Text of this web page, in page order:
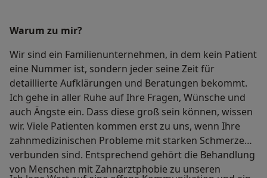
Warum zu mir?
Wir sind ein Familienunternehmen, in dem kein Patient
eine Nummer ist, sondern jeder seine Zeit für
detaillierte Aufklärungen und Beratungen bekommt.
Ich gehe in aller Ruhe auf Ihre Fragen, Wünsche und
auch Ängste ein. Dass diese groß sein können, wissen
wir. Viele Patienten kommen erst zu uns, wenn Ihre
zahnmedizinischen Probleme mit starken Schmerzen
verbunden sind. Entsprechend gehört die Behandlung
von Menschen mit Zahnarztphobie zu unseren